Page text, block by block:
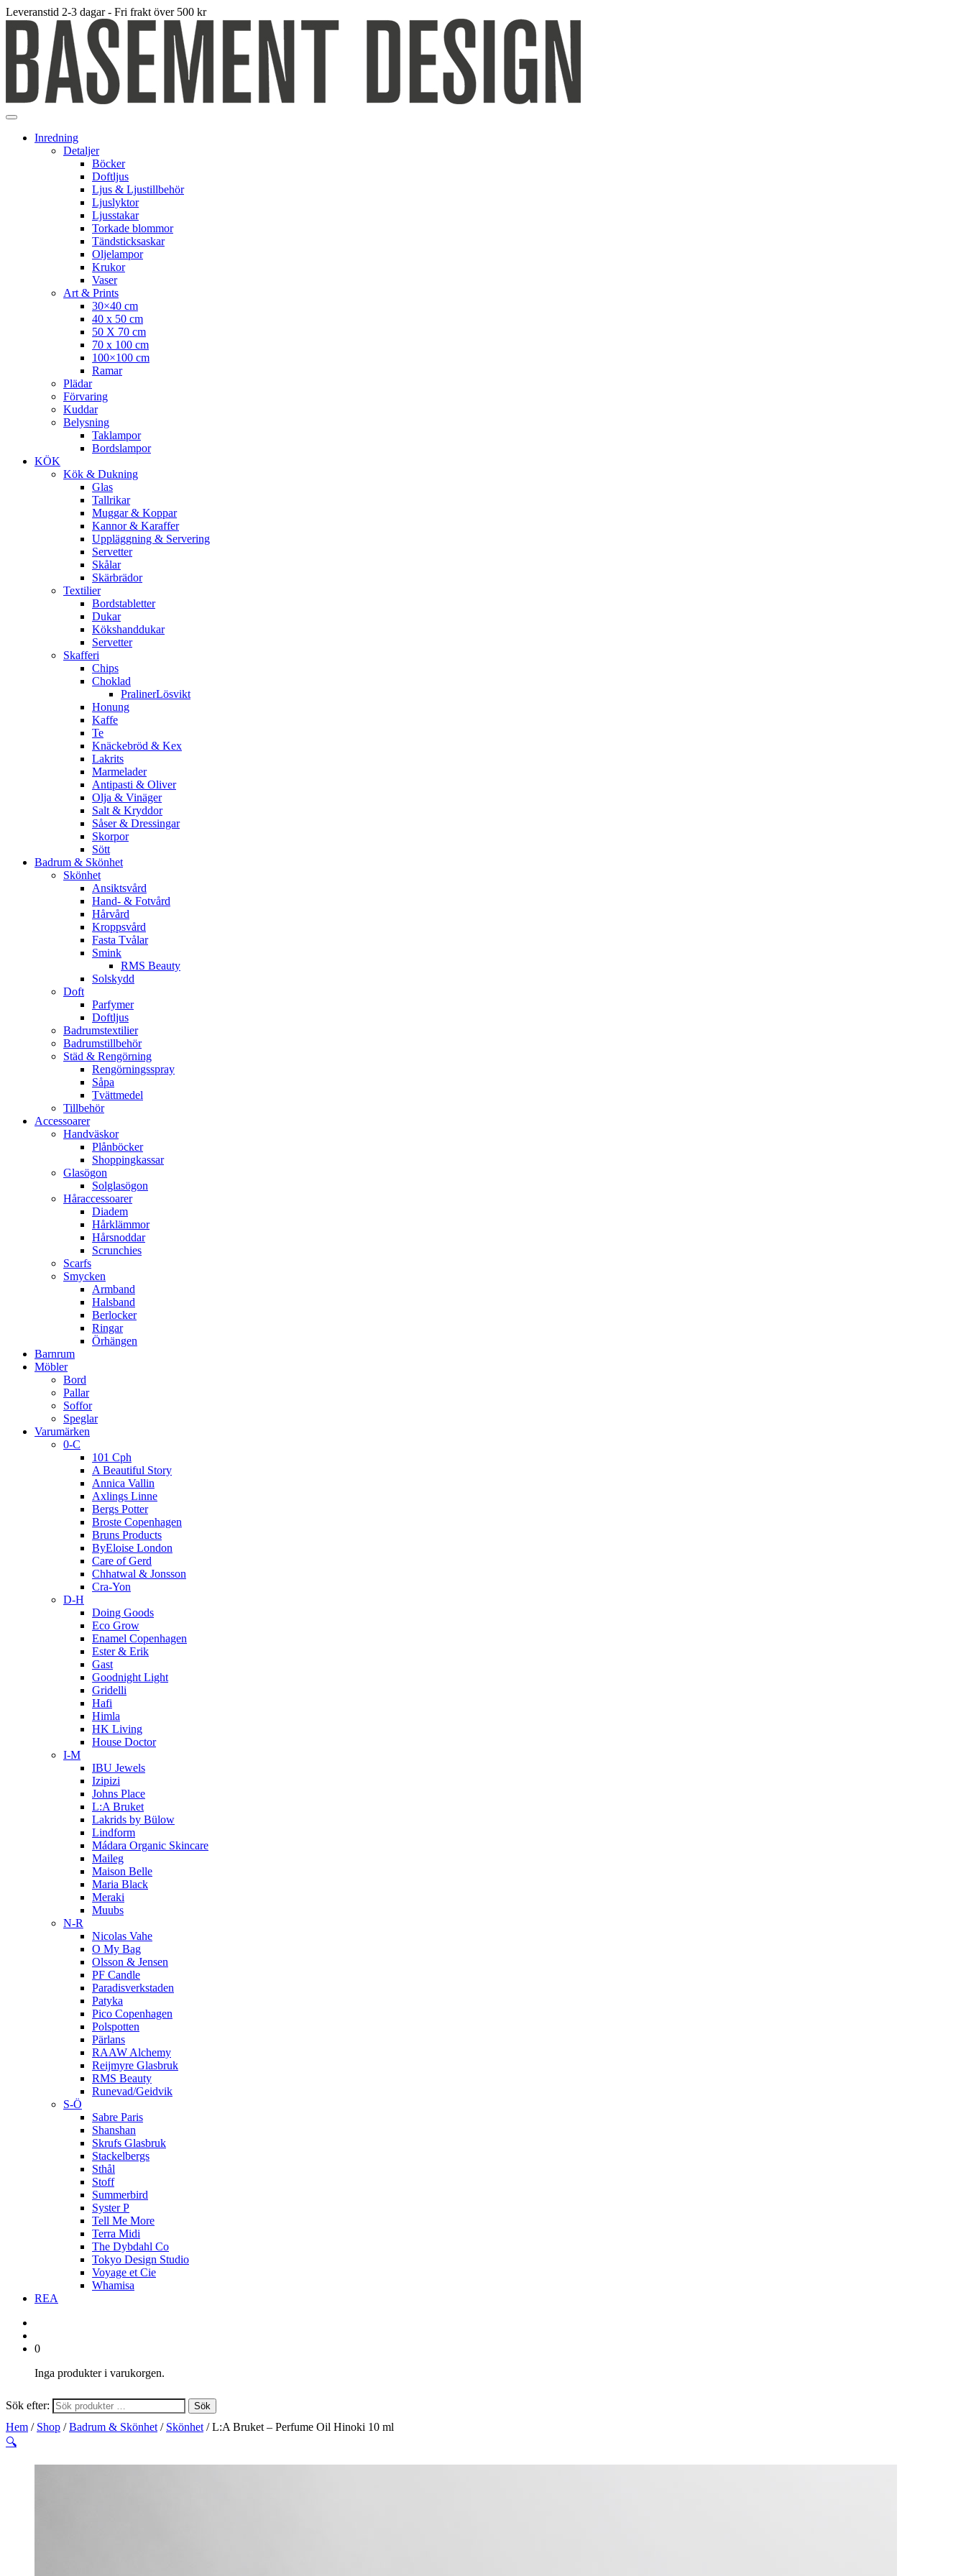
Leveranstid 2-3 dagar - Fri frakt över 500 kr
Inredning
Detaljer
Böcker
Doftljus
Ljus & Ljustillbehör
Ljuslyktor
Ljusstakar
Torkade blommor
Tändsticksaskar
Oljelampor
Krukor
Vaser
Art & Prints
30×40 cm
40 x 50 cm
50 X 70 cm
70 x 100 cm
100×100 cm
Ramar
Plädar
Förvaring
Kuddar
Belysning
Taklampor
Bordslampor
KÖK
Kök & Dukning
Glas
Tallrikar
Muggar & Koppar
Kannor & Karaffer
Uppläggning & Servering
Servetter
Skålar
Skärbrädor
Textilier
Bordstabletter
Dukar
Kökshanddukar
Servetter
Skafferi
Chips
Choklad
PralinerLösvikt
Honung
Kaffe
Te
Knäckebröd & Kex
Lakrits
Marmelader
Antipasti & Oliver
Olja & Vinäger
Salt & Kryddor
Såser & Dressingar
Skorpor
Sött
Badrum & Skönhet
Skönhet
Ansiktsvård
Hand- & Fotvård
Hårvård
Kroppsvård
Fasta Tvålar
Smink
RMS Beauty
Solskydd
Doft
Parfymer
Doftljus
Badrumstextilier
Badrumstillbehör
Städ & Rengörning
Rengörningsspray
Såpa
Tvättmedel
Tillbehör
Accessoarer
Handväskor
Plånböcker
Shoppingkassar
Glasögon
Solglasögon
Håraccessoarer
Diadem
Hårklämmor
Hårsnoddar
Scrunchies
Scarfs
Smycken
Armband
Halsband
Berlocker
Ringar
Örhängen
Barnrum
Möbler
Bord
Pallar
Soffor
Speglar
Varumärken
0-C
101 Cph
A Beautiful Story
Annica Vallin
Axlings Linne
Bergs Potter
Broste Copenhagen
Bruns Products
ByEloise London
Care of Gerd
Chhatwal & Jonsson
Cra-Yon
D-H
Doing Goods
Eco Grow
Enamel Copenhagen
Ester & Erik
Gast
Goodnight Light
Gridelli
Hafi
Himla
HK Living
House Doctor
I-M
IBU Jewels
Izipizi
Johns Place
L:A Bruket
Lakrids by Bülow
Lindform
Mádara Organic Skincare
Maileg
Maison Belle
Maria Black
Meraki
Muubs
N-R
Nicolas Vahe
O My Bag
Olsson & Jensen
PF Candle
Paradisverkstaden
Patyka
Pico Copenhagen
Polspotten
Pärlans
RAAW Alchemy
Reijmyre Glasbruk
RMS Beauty
Runevad/Geidvik
S-Ö
Sabre Paris
Shanshan
Skrufs Glasbruk
Stackelbergs
Sthål
Stoff
Summerbird
Syster P
Tell Me More
Terra Midi
The Dybdahl Co
Tokyo Design Studio
Voyage et Cie
Whamisa
REA
0
Inga produkter i varukorgen.
Sök efter: Sök
Hem / Shop /Badrum & Skönhet / Skönhet / L:A Bruket – Perfume Oil Hinoki 10 ml
🔍